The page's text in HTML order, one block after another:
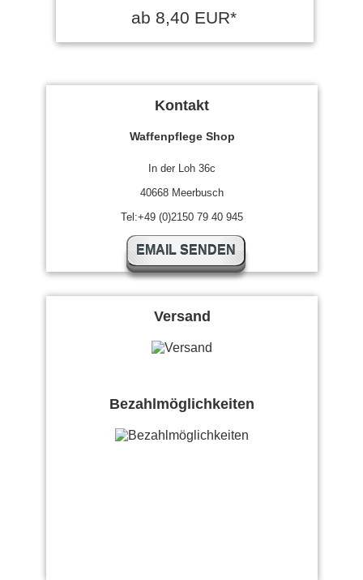
ab 8,40 EUR*
Kontakt
Waffenpflege Shop
In der Loh 36c
40668 Meerbusch
Tel:+49 (0)2150 79 40 945
EMAIL SENDEN
Versand
Bezahlmöglichkeiten